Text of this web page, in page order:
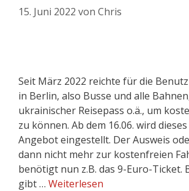
15. Juni 2022 von Chris
Seit März 2022 reichte für die
in Berlin, also Busse und alle
ukrainischer Reisepass o.ä., um
zu können. Ab dem 16.06. wird
Angebot eingestellt. Der Ausweis
dann nicht mehr zur kostenfreien
benötigt nun z.B. das 9-Euro-Ticket.
gibt … Weiterlesen